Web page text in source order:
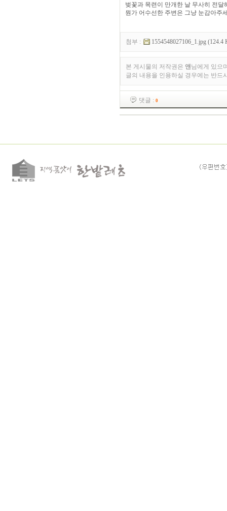
벚꽃과 목련이 만개한 날 무사히 전달
뭔가 어수선한 주변은 그냥 눈감아주
첨부 : 1554548027106_1.jpg (124.4
본 게시물의 저작권은 앤님에게 있으
글의 내용을 인용하실 경우에는 반드
댓글 : 0